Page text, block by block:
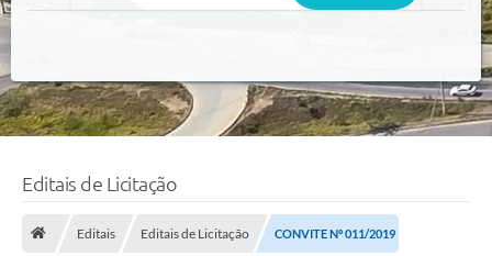
Editais de Licitação
Editais Editais de Licitação CONVITE Nº 011/2019